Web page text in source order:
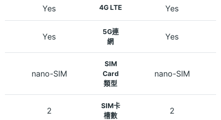
Yes 4G LTE Yes
Yes
5G連
網
Yes
nano-SIM
SIM
Card
類型
nano-SIM
2
SIM卡
槽數
2